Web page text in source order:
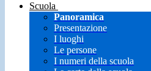
Scuola
Panoramica
Presentazione
I luoghi
Le persone
I numeri della scuola